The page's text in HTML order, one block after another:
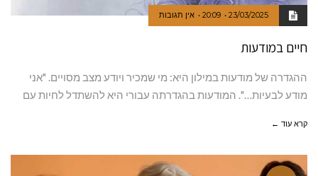
23/03/2025
20:09 אין תגובות
חיים במודעות
ההגדרה של מודעות במילון היא: מי שמכיר ויודע מצב מסויים. "אני
מודע לבעיות…". המודעות בהגדרתה עבורי היא להשתדל לחיות עם
קרא עוד ←